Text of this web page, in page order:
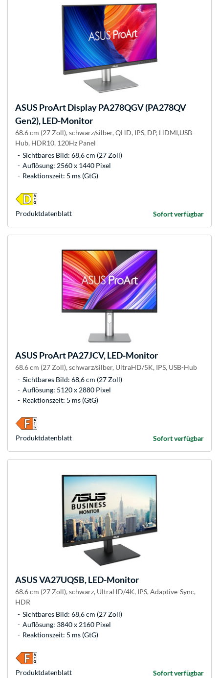
ASUS ProArt Display PA278QGV (PA278QV
Gen2), LED-Monitor
68.6 cm (27 Zoll), schwarz/silber, QHD, IPS, DP, HDMI,USB-
Hub, HDR10, 120Hz Panel
Sichtbares Bild: 68,6 cm (27 Zoll)
Auflösung: 2560 x 1440 Pixel
Reaktionszeit: 5 ms (GtG)
Sofort verfügbar
Produkt­datenblatt
ASUS ProArt PA27JCV, LED-Monitor
68.6 cm (27 Zoll), schwarz/silber, UltraHD/5K, IPS, USB-Hub
Sichtbares Bild: 68,6 cm (27 Zoll)
Auflösung: 5120 x 2880 Pixel
Reaktionszeit: 5 ms (GtG)
Sofort verfügbar
Produkt­datenblatt
ASUSVA27UQSB, LED-Monitor
68.6 cm (27 Zoll), schwarz, UltraHD/4K, IPS, Adaptive-Sync,
HDR
Sichtbares Bild: 68,6 cm (27 Zoll)
Auflösung: 3840 x 2160 Pixel
Reaktionszeit: 5 ms (GtG)
Sofort verfügbar
Produkt­datenblatt